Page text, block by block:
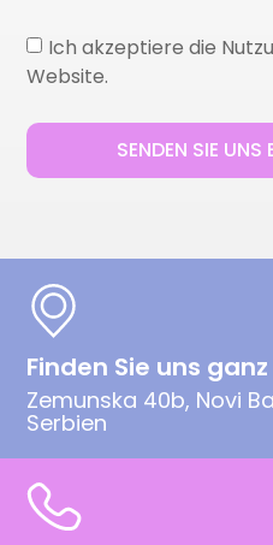
Ich akzeptiere die
Website.
SENDEN SIE
Finden Sie uns
Zemunska 40b, Novi
Serbien